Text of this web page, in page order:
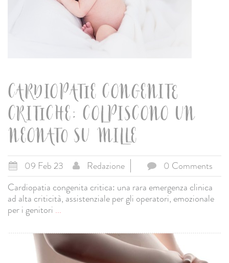
CARDIOPATIE CONGENITE
CRITICHE: COLPISCONO UN
NEONATO SU MILLE
09 Feb 23 Redazione
0 Comments
Cardiopatia congenita critica: una rara emergenza clinica
ad alta criticità, assistenziale per gli operatori, emozionale
per i genitori ...